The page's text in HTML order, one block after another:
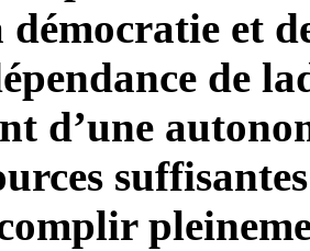
démocratie et
de
d’une